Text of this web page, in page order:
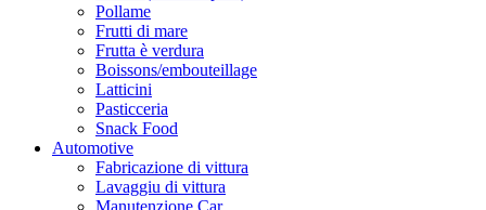
Pollame
Frutti di mare
Frutta è verdura
Boissons/embouteillage
Latticini
Pasticceria
Snack Food
Automotive
Fabricazione di vittura
Lavaggiu di vittura
Manutenzione Car